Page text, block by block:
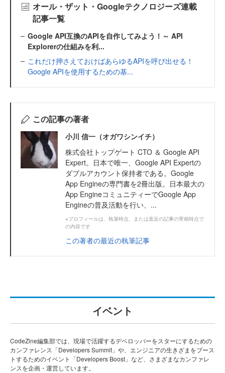
オール・ザット・Googleテクノロジーズ連載
記事一覧
Google API互換のAPIを自作してみよう！～ API
Explorerの仕組みを利...
これだけ押さえておけばあらゆるAPIを呼び出せる！
Google APIを使用するための基...
この記事の著者
小川 信一（オガワシンイチ）
株式会社トップゲート CTO ＆ Google API
Expert。日本で唯一、Google API Expertの
ダブルアカウント保持者である。Google
App Engineの専門書を2冊出版。日本最大の
App EngineコミュニティーでGoogle App
Engineの普及活動を行い、...
※プロフィールは、執筆時点、または直近の記事の寄稿時点で
の内容です
この著者の最近の執筆記事
イベント
CodeZine編集部では、現場で活躍するデベロッパーをスターにするための
カンファレンス「Developers Summit」や、エンジニアの生きざまをブース
トするためのイベント「Developers Boost」など、さまざまなカンファレ
ンスを企画・運営しています。